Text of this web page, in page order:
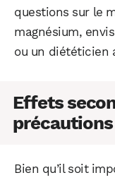
questions sur le
magnésium,
ou un diététicien
Effets
précautions
Bien qu’il soit